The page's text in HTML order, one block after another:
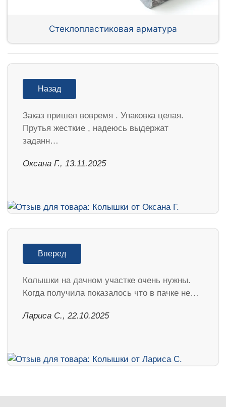
Стеклопластиковая арматура
Назад
Заказ пришел вовремя . Упаковка целая.
Прутья жесткие , надеюсь выдержат
заданн…
Оксана Г., 13.11.2025
Вперед
Колышки на дачном участке очень нужны.
Когда получила показалось что в пачке не…
Лариса С., 22.10.2025